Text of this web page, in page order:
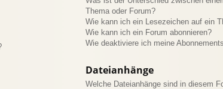
Thema oder Forum?
Wie kann ich ein Lesezeichen auf ein
Wie kann ich ein Forum abonnieren?
Wie deaktiviere ich meine
Dateianhänge
Welche Dateianhänge sind in diesem